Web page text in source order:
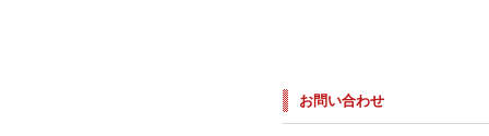
お問い合わせ